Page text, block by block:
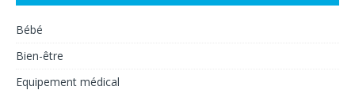
Bébé
Bien-être
Equipement médical